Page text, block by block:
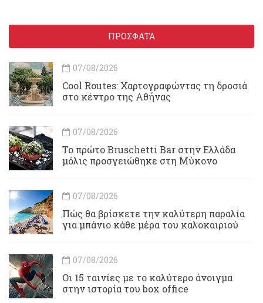
ΠΡΟΣΦΑΤΑ
07/08/2026
Cool Routes: Χαρτογραφώντας τη δροσιά
στο κέντρο της Αθήνας
07/08/2026
Το πρώτο Bruschetti Bar στην Ελλάδα
μόλις προσγειώθηκε στη Μύκονο
07/08/2026
Πώς θα βρίσκετε την καλύτερη παραλία
για μπάνιο κάθε μέρα του καλοκαιριού
07/08/2026
Οι 15 ταινίες με το καλύτερο άνοιγμα
στην ιστορία του box office